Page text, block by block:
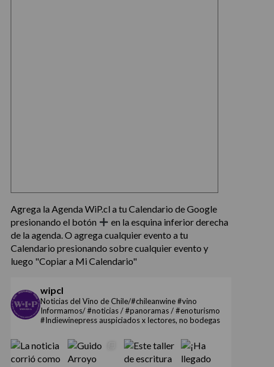
Agrega la Agenda WiP.cl a tu Calendario de Google
presionando el botón
en la esquina inferior derecha
de la agenda. O agrega cualquier evento a tu
Calendario presionando sobre cualquier evento y
luego "Copiar a Mi Calendario"
wipcl
Noticias del Vino de Chile/#chileanwine #vino
Informamos/ #noticias / #panoramas / #enoturismo
#Indiewinepress auspiciados x lectores, no bodegas